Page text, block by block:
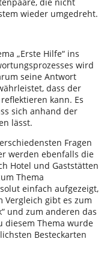
wieder umgedreht.
„Erste Hilfe“ ins
wird
seine Antwort
dass der
kann. Es
sich anhand der
lässt.
Fragen
werden ebenfalls die
Hotel und Gaststätten
Thema
einfach aufgezeigt,
Vergleich gibt es zum
und zum anderen das
diesem Thema wurde
Besteckarten